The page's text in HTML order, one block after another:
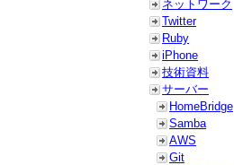
ネットワーク
Twitter
Ruby
iPhone
技術資料
サーバー
HomeBridge
Samba
AWS
Git